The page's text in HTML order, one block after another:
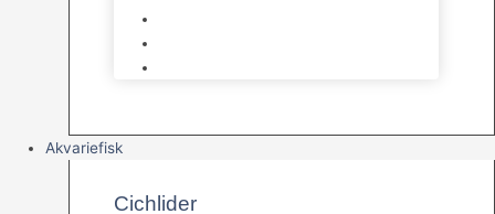
Akvariefisk
Cichlider